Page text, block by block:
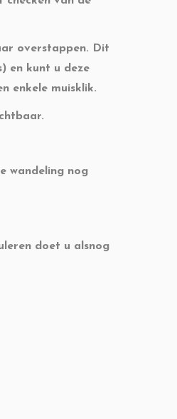
overstappen. Dit
en kunt u deze
enkele muisklik.
wandeling nog
doet u alsnog